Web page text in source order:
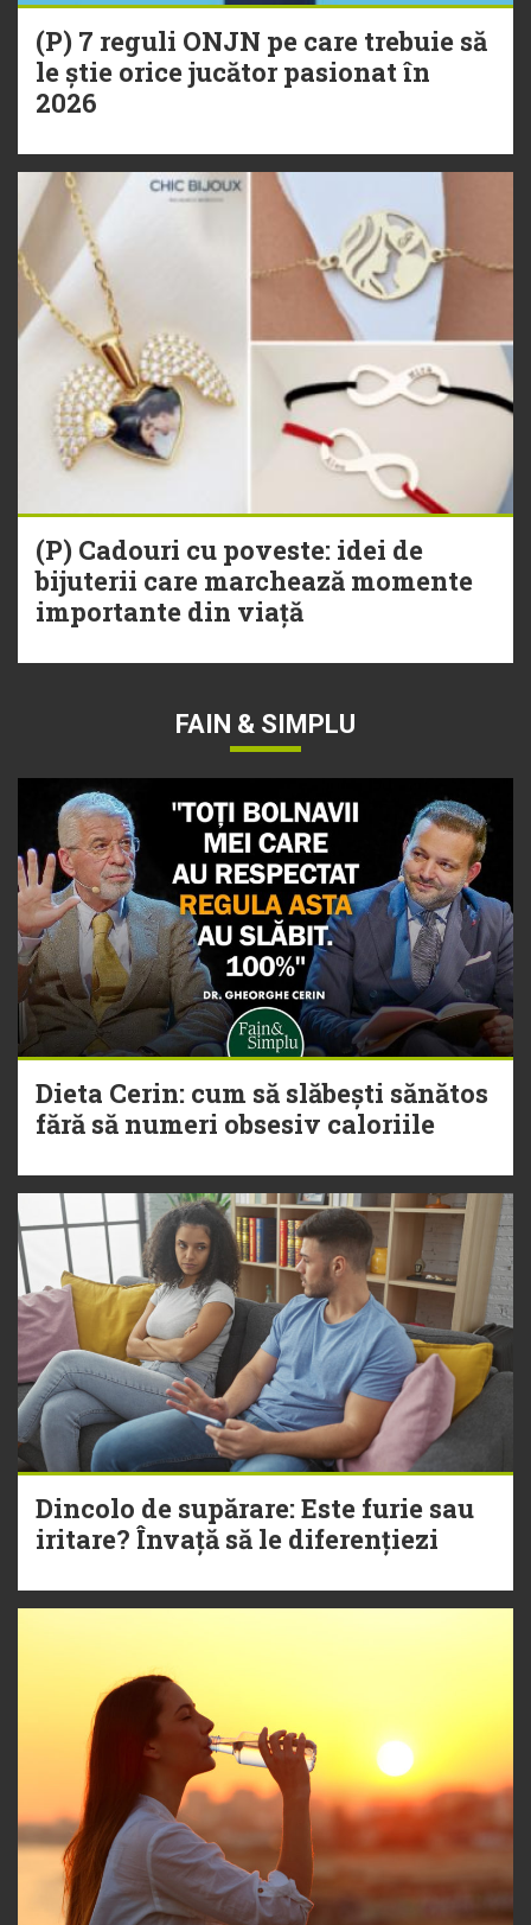
(P) 7 reguli ONJN pe care trebuie să
le știe orice jucător pasionat în
2026
(P) Cadouri cu poveste: idei de
bijuterii care marchează momente
importante din viață
FAIN & SIMPLU
Dieta Cerin: cum să slăbești sănătos
fără să numeri obsesiv caloriile
Dincolo de supărare: Este furie sau
iritare? Învață să le diferențiezi